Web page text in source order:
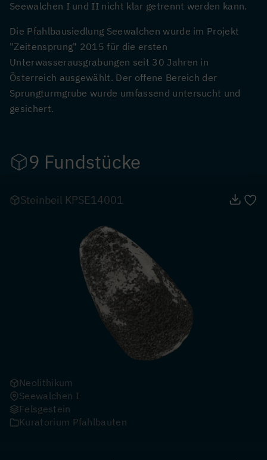
Seewalchen I und II nicht klar getrennt werden kann.
Die Pfahlbausiedlung Seewalchen wurde im Projekt
"Zeitensprung" 2015 für die ersten
Unterwasserausgrabungen seit 30 Jahren in
Österreich ausgewählt. Der offene Bereich der
Sprungturmgrube wurde umfassend untersucht und
gesichert.
9 Fundstücke
Steinbeil KPSE14001
Neolithikum
Seewalchen I
Felsgestein
Kuratorium Pfahlbauten